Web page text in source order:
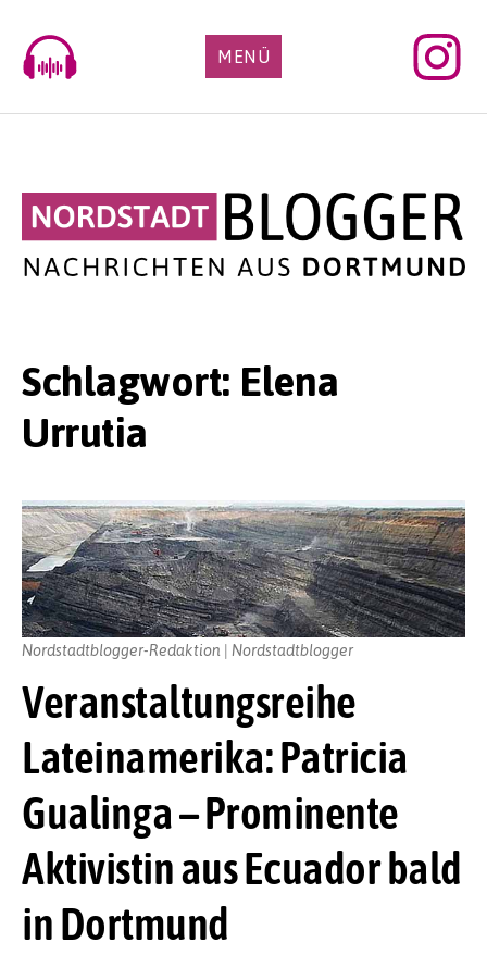
content
MENÜ
Schlagwort: Elena
Urrutia
Veranstaltungsreihe
Lateinamerika: Patricia
Gualinga – Prominente
Aktivistin aus Ecuador bald
in Dortmund
Nordstadtblogger-Redaktion | Nordstadtblogger